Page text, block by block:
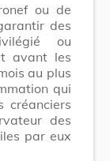
ou de
des
ou
avant les
au plus
qui
des
par eux